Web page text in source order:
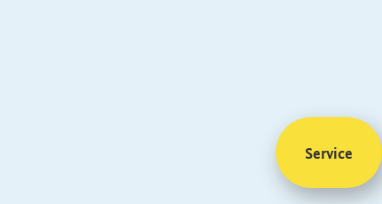
Service